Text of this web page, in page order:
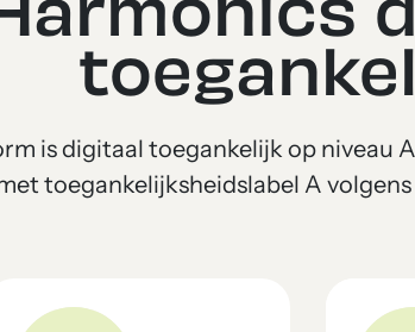
is digitaal toegankelijk op niveau
toegankelijksheidslabel A